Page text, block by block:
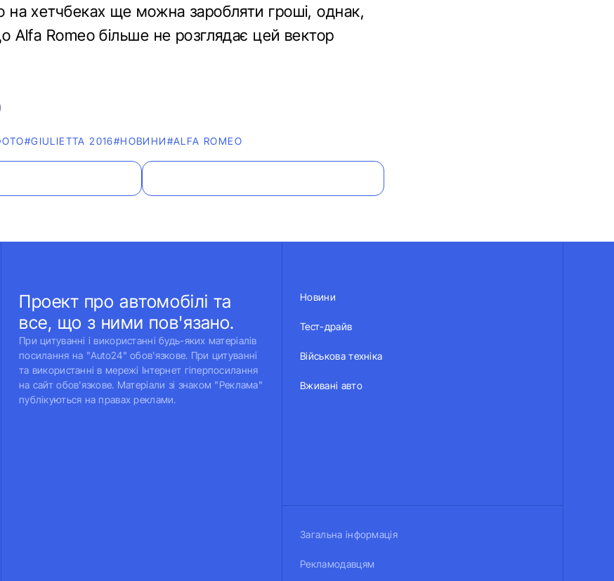
на хетчбеках ще можна заробляти гроші, однак,
Alfa Romeo більше не розглядає цей вектор
#GIULIETTA 2016#НОВИНИ#ALFA ROMEO
Проект про автомобілі та
все, що з ними пов'язано.
При цитуванні і використанні будь-яких матеріалів
посилання на "Auto24" обов'язкове. При цитуванні
та використанні в мережі Інтернет гіперпосилання
на сайт обов'язкове. Матеріали зі знаком "Реклама"
публікуються на правах реклами.
Новини
Тест-драйв
Військова техніка
Вживані авто
Загальна інформація
Рекламодавцям